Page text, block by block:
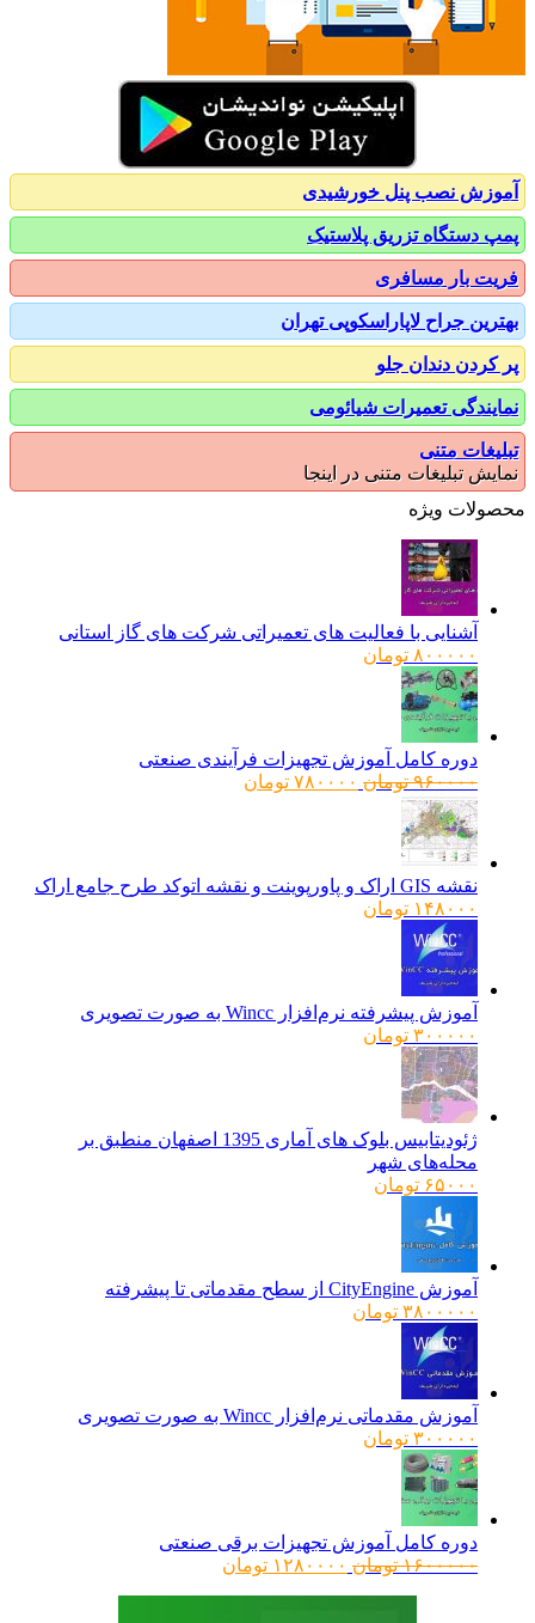
نصب پنل خورشیدی
دستگاه تزریق پلاستیک
بار مسافری
جراح لاپاراسکوپی تهران
دندان جلو
تعمیرات شیائومی
متنی
تبلیغات متنی در اینجا
ویژه
آشنایی با فعالیت های تعمیراتی شرکت های گاز استانی
۸۰۰۰۰۰ تومان
دوره کامل آموزش تجهیزات فرآیندی صنعتی
۹۶۰۰۰۰ تومانقیمت
۷۸۰۰۰۰ تومانقیمت
نقشه GIS اراک و پاورپوینت و نقشه اتوکد طرح جامع اراک
۱۴۸۰۰۰ تومان
آموزش پیشرفته نرم‌افزار Wincc به صورت تصویری
۳۰۰۰۰۰ تومان
ژئودیتابیس بلوک های آماری 1395 اصفهان منطبق بر
محله‌های شهر
۶۵۰۰۰ تومان
آموزش CityEngine از سطح مقدماتی تا پیشرفته
۳۸۰۰۰۰۰ تومان
آموزش مقدماتی نرم‌افزار Wincc به صورت تصویری
۳۰۰۰۰۰ تومان
دوره کامل آموزش تجهیزات برقی صنعتی
۱۶۰۰۰۰۰ تومانقیمت
۱۲۸۰۰۰۰ تومانقیمت